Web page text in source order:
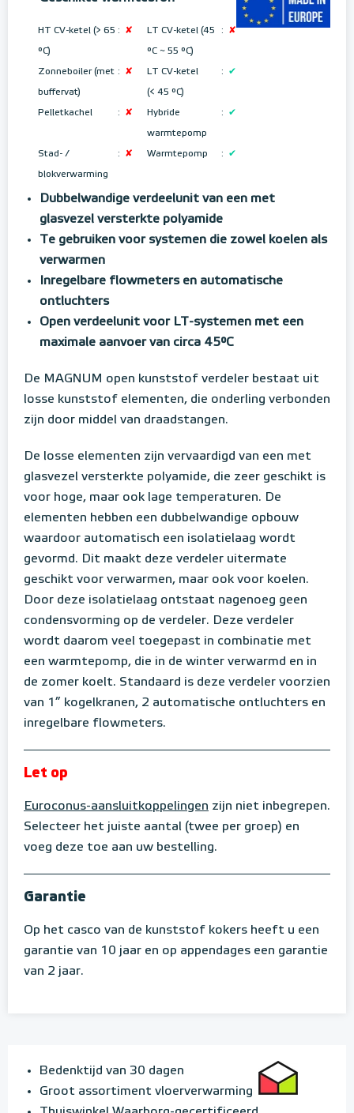
HT CV-ketel (> 65
°C)
: ✘ LT CV-ketel (45
°C ~ 55 °C)
: ✘
Zonneboiler (met
buffervat)
: ✘ LT CV-ketel
(< 45 °C)
: ✔
Pelletkachel : ✘ Hybride
warmtepomp
: ✔
Stad- /
blokverwarming
: ✘ Warmtepomp : ✔
Dubbelwandige verdeelunit van een met
glasvezel versterkte polyamide
Te gebruiken voor systemen die zowel koelen als
verwarmen
Inregelbare flowmeters en automatische
ontluchters
Open verdeelunit voor LT-systemen met een
maximale aanvoer van circa 45°C
De MAGNUM open kunststof verdeler bestaat uit
losse kunststof elementen, die onderling verbonden
zijn door middel van draadstangen.
De losse elementen zijn vervaardigd van een met
glasvezel versterkte polyamide, die zeer geschikt is
voor hoge, maar ook lage temperaturen. De
elementen hebben een dubbelwandige opbouw
waardoor automatisch een isolatielaag wordt
gevormd. Dit maakt deze verdeler uitermate
geschikt voor verwarmen, maar ook voor koelen.
Door deze isolatielaag ontstaat nagenoeg geen
condensvorming op de verdeler. Deze verdeler
wordt daarom veel toegepast in combinatie met
een warmtepomp, die in de winter verwarmd en in
de zomer koelt. Standaard is deze verdeler voorzien
van 1” kogelkranen, 2 automatische ontluchters en
inregelbare flowmeters.
Let op
Euroconus-aansluitkoppelingen zijn niet inbegrepen.
Selecteer het juiste aantal (twee per groep) en
voeg deze toe aan uw bestelling.
Garantie
Op het casco van de kunststof kokers heeft u een
garantie van 10 jaar en op appendages een garantie
van 2 jaar.
Bedenktijd van 30 dagen
Groot assortiment vloerverwarming